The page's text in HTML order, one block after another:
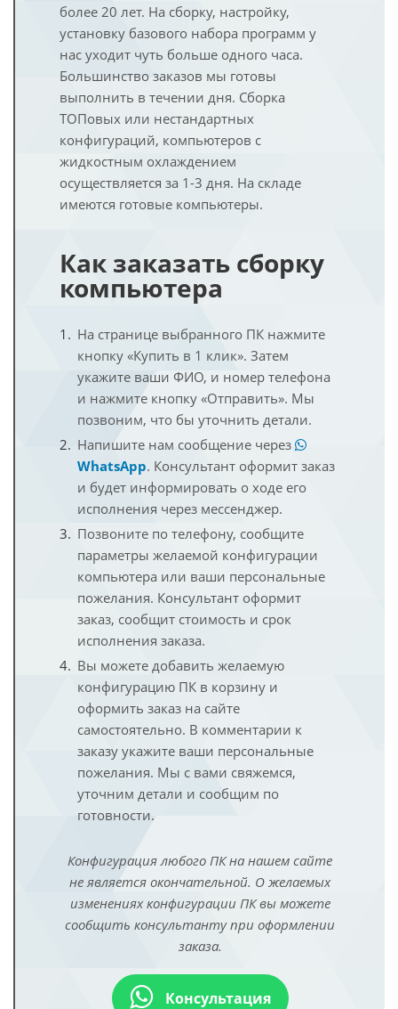
более 20 лет. На сборку, настройку,
установку базового набора программ у
нас уходит чуть больше одного часа.
Большинство заказов мы готовы
выполнить в течении дня. Сборка
ТОПовых или нестандартных
конфигураций, компьютеров с
жидкостным охлаждением
осуществляется за 1-3 дня. На складе
имеются готовые компьютеры.
Как заказать сборку
компьютера
На странице выбранного ПК нажмите
кнопку «Купить в 1 клик». Затем
укажите ваши ФИО, и номер телефона
и нажмите кнопку «Отправить». Мы
позвоним, что бы уточнить детали.
Напишите нам сообщение через
WhatsApp. Консультант оформит заказ
и будет информировать о ходе его
исполнения через мессенджер.
Позвоните по телефону, сообщите
параметры желаемой конфигурации
компьютера или ваши персональные
пожелания. Консультант оформит
заказ, сообщит стоимость и срок
исполнения заказа.
Вы можете добавить желаемую
конфигурацию ПК в корзину и
оформить заказ на сайте
самостоятельно. В комментарии к
заказу укажите ваши персональные
пожелания. Мы с вами свяжемся,
уточним детали и сообщим по
готовности.
Конфигурация любого ПК на нашем сайте
не является окончательной. О желаемых
изменениях конфигурации ПК вы можете
сообщить консультанту при оформлении
заказа.
Консультация